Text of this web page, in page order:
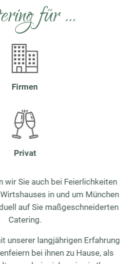
für …
Firmen
Privat
wir Sie auch bei Feierlichkeiten
in und um München
auf Sie maßgeschneiderten
Catering.
unserer langjährigen Erfahrung
bei ihnen zu Hause, als